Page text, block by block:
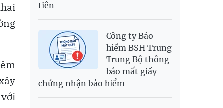
tiên
Công ty Bảo
hiểm BSH Trung
Trung Bộ thông
báo mất giấy
chứng nhận bảo hiểm